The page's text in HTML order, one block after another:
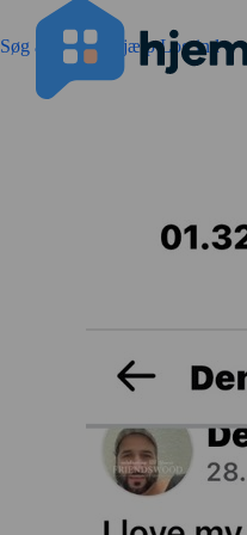
Gå til sidens indhold
Søg annoncer
HjælpLog ind